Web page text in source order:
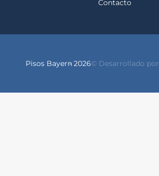
Contacto
Pisos Bayern- 2026© Desarrollado por